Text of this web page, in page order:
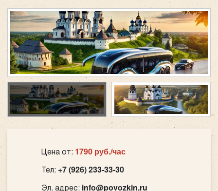
Цена от: 1790 руб./час
Тел: +7 (926) 233-33-30
Эл. адрес: info@povozkin.ru